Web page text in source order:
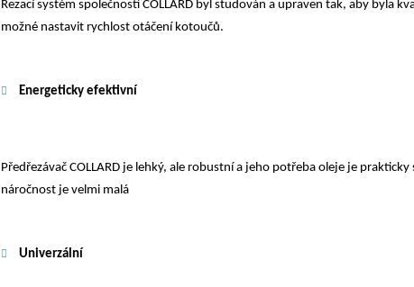
Řezací systém společnosti COLLARD byl studován a upraven tak, aby byla
možné nastavit rychlost otáčení kotoučů.
Energeticky efektivní
Předřezávač COLLARD je lehký, ale robustní a jeho potřeba oleje je
náročnost je velmi malá
Univerzální